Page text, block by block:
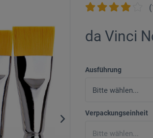
(
da Vinci
Ausführung
Verpackungseinheit